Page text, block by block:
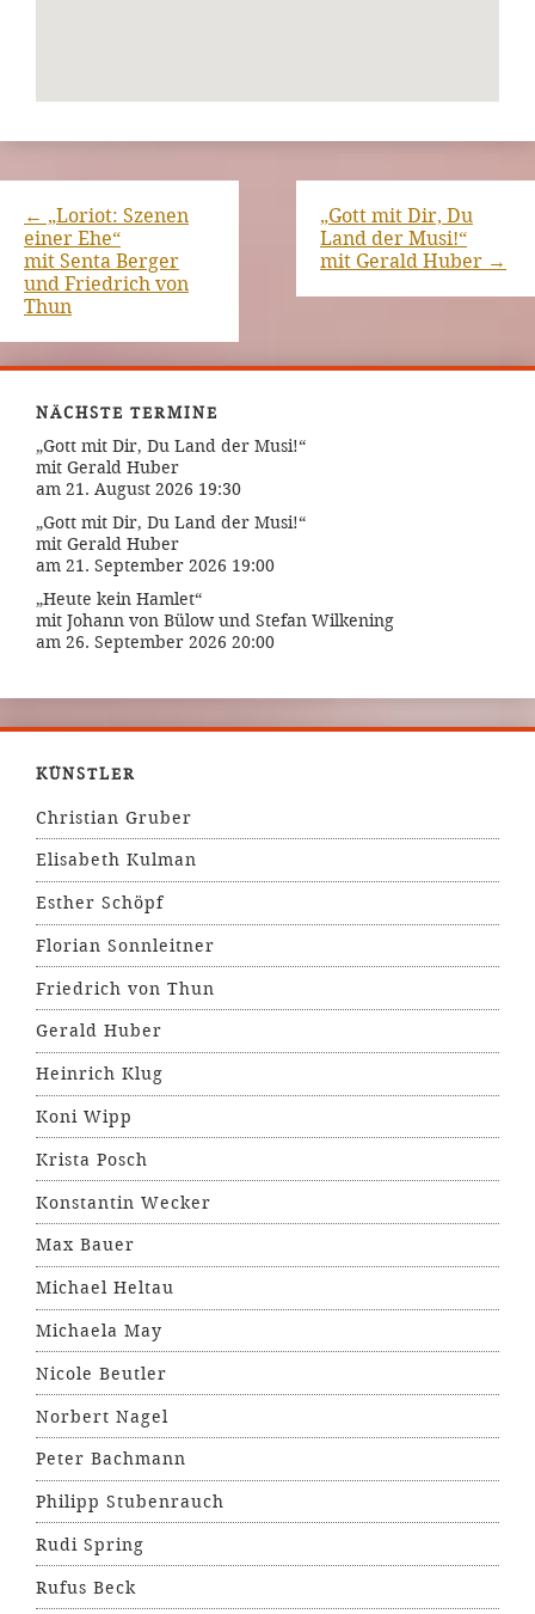
← „Loriot: Szenen
einer Ehe“
mit Senta Berger
und Friedrich von
Thun
„Gott mit Dir, Du
Land der Musi!“
mit Gerald Huber →
NÄCHSTE TERMINE
„Gott mit Dir, Du Land der Musi!“
mit Gerald Huber
am 21. August 2026 19:30
„Gott mit Dir, Du Land der Musi!“
mit Gerald Huber
am 21. September 2026 19:00
„Heute kein Hamlet“
mit Johann von Bülow und Stefan Wilkening
am 26. September 2026 20:00
KÜNSTLER
Christian Gruber
Elisabeth Kulman
Esther Schöpf
Florian Sonnleitner
Friedrich von Thun
Gerald Huber
Heinrich Klug
Koni Wipp
Krista Posch
Konstantin Wecker
Max Bauer
Michael Heltau
Michaela May
Nicole Beutler
Norbert Nagel
Peter Bachmann
Philipp Stubenrauch
Rudi Spring
Rufus Beck